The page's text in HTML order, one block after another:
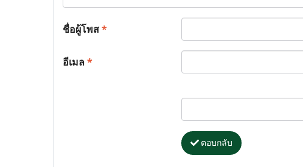
ชื่อผู้โพส*
อีเมล*
ตอบกลับ